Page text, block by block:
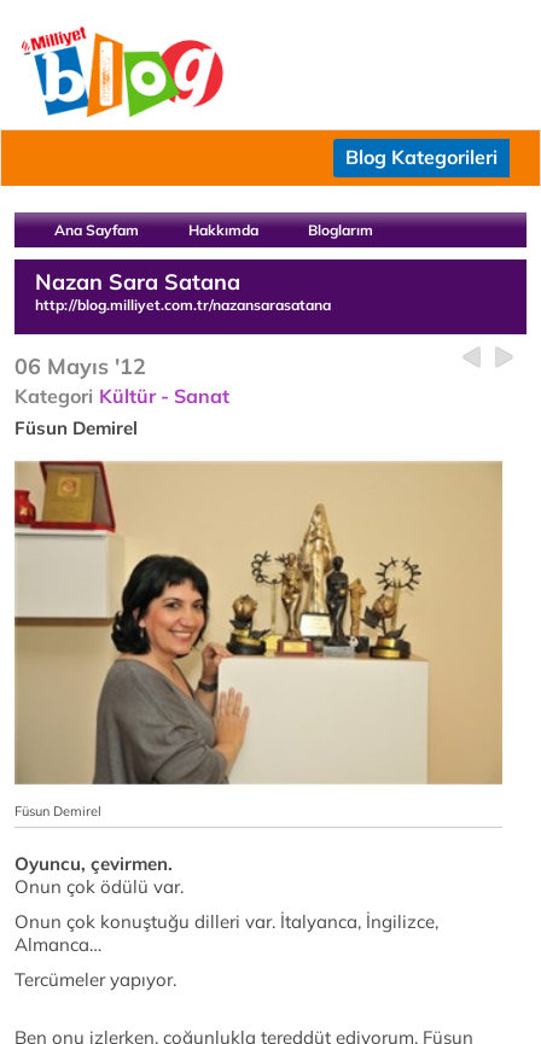
Blog Kategorileri
Ana Sayfam Hakkımda Bloglarım
Nazan Sara Satana
http://blog.milliyet.com.tr/nazansarasatana
06 Mayıs '12
Kategori Kültür - Sanat
Füsun Demirel
Füsun Demirel
Oyuncu, çevirmen.
Onun çok ödülü var.
Onun çok konuştuğu dilleri var. İtalyanca, İngilizce,
Almanca…
Tercümeler yapıyor.
Ben onu izlerken, çoğunlukla tereddüt ediyorum. Füsun